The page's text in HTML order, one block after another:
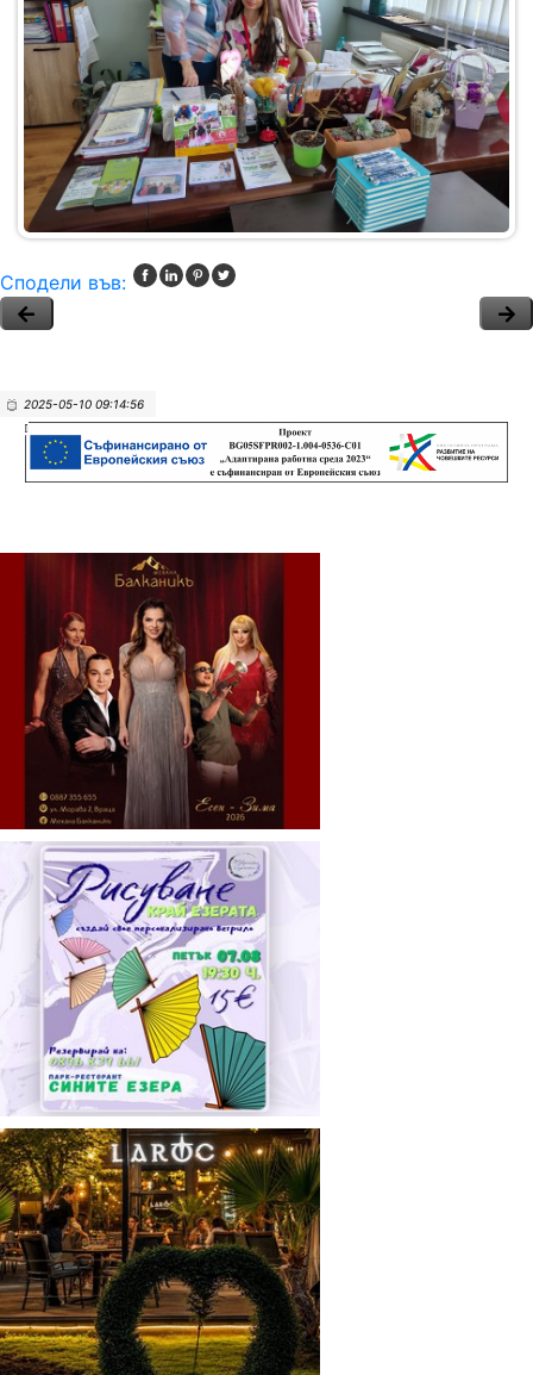
Сподели във:
2025-05-10 09:14:56